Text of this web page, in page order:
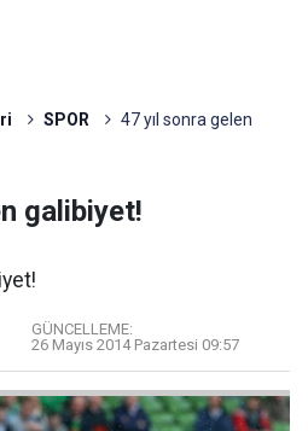
SPOR
47 yıl sonra gelen
galibiyet!
GÜNCELLEME:
26 Mayıs 2014 Pazartesi 09:57